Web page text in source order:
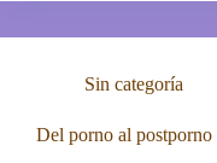
Sin categoría
Del porno al postporno